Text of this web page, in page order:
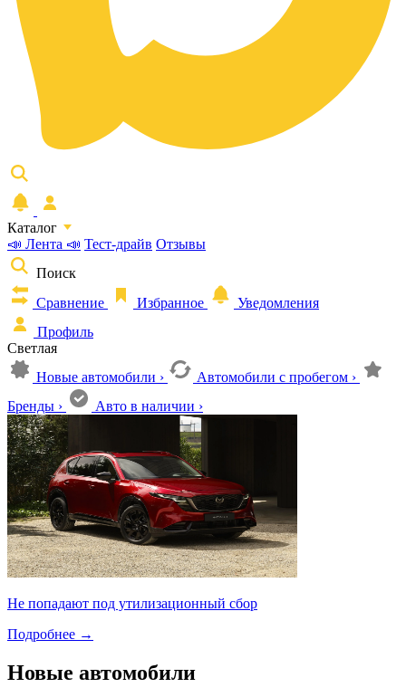
Каталог
📣 Лента 📣 Тест-драйв Отзывы
Поиск
Сравнение
Избранное
Уведомления
Профиль
Светлая
Новые автомобили › Автомобили с пробегом ›
Бренды › Авто в наличии ›
Не попадают под утилизационный сбор
Подробнее →
Новые автомобили